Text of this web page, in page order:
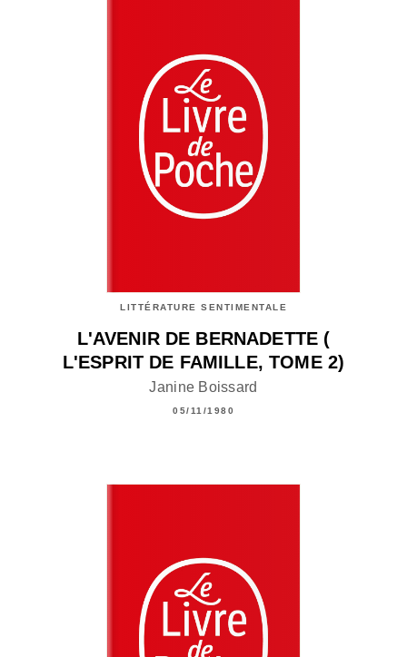
LITTÉRATURE SENTIMENTALE
L'AVENIR DE BERNADETTE (
L'ESPRIT DE FAMILLE, TOME 2)
Janine Boissard
05/11/1980